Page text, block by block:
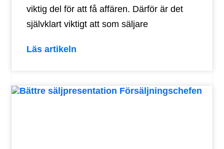
viktig del för att få affären. Därför är det
självklart viktigt att som säljare
Läs artikeln